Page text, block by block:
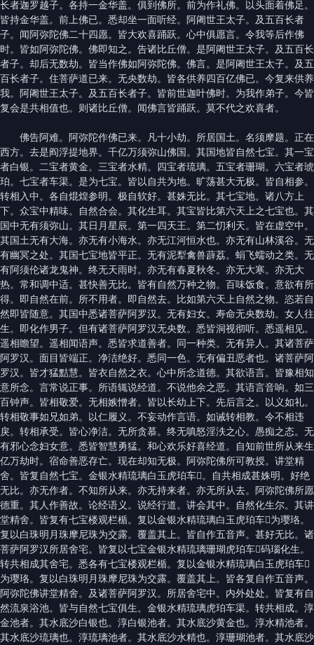
长者迦罗越子。各持一金华盖。俱到佛所。前为作礼佛。以头面着佛足。
皆持金华盖。前上佛已。悉却坐一面听经。阿阇世王太子。及五百长者
子。闻阿弥陀佛二十四愿。皆大欢喜踊跃。心中俱愿言。令我等后作佛
时。皆如阿弥陀佛。佛即知之。告诸比丘僧。是阿阇世王太子。及五百长
者子。却后无数劫。皆当作佛如阿弥陀佛。佛言。是阿阇世王太子。及五
百长者子。住菩萨道已来。无央数劫。皆各供养四百亿佛已。今复来供养
我。阿阇世王太子。及五百长者子。皆前世迦叶佛时。为我作弟子。今皆
复会是共相值也。则诸比丘僧。闻佛言皆踊跃。莫不代之欢喜者。
佛告阿难。阿弥陀作佛已来。凡十小劫。所居国土。名须摩题。正在
西方。去是阎浮提地界。千亿万须弥山佛国。其国地皆自然七宝。其一宝
者白银。二宝者黄金。三宝者水精。四宝者琉璃。五宝者珊瑚。六宝者琥
珀。七宝者车渠。是为七宝。皆以自共为地。旷荡甚大无极。皆自相参。
转相入中。各自焜煌参明。极自软好。甚姝无比。其七宝地。诸八方上
下。众宝中精味。自然合会。其化生耳。其宝皆比第六天上之七宝也。其
国中无有须弥山。其日月星辰。第一四天王。第二忉利天。皆在虚空中。
其国土无有大海。亦无有小海水。亦无江河恒水也。亦无有山林溪谷。无
有幽冥之处。其国七宝地皆平正。无有泥犁禽兽薜荔。蜎飞蠕动之类。无
有阿须伦诸龙鬼神。终无天雨时。亦无有春夏秋冬。亦无大寒。亦无大
热。常和调中适。甚快善无比。皆有自然万种之物。百味饭食。意欲有所
得。即自然在前。所不用者。即自然去。比如第六天上自然之物。恣若自
然即皆随意。其国中悉诸菩萨阿罗汉。无有妇女。寿命无央数劫。女人往
生。即化作男子。但有诸菩萨阿罗汉无央数。悉皆洞视彻听。悉遥相见。
遥相瞻望。遥相闻语声。悉皆求道善者。同一种类。无有异人。其诸菩萨
阿罗汉。面目皆端正。净洁绝好。悉同一色。无有偏丑恶者也。诸菩萨阿
罗汉。皆才猛黠慧。皆衣自然之衣。心中所念道德。其欲语言。皆豫相知
意所念。言常说正事。所语辄说经道。不说他余之恶。其语言音响。如三
百钟声。皆相敬爱。无相嫉憎者。皆以长幼上下。先后言之。以义如礼。
转相敬事如兄如弟。以仁履义。不妄动作言语。如诫转相教。令不相违
戾。转相承受。皆心净洁。无所贪慕。终无嗔怒淫泆之心。愚痴之态。无
有邪心念妇女意。悉皆智慧勇猛。和心欢乐好喜经道。自知前世所从来生
亿万劫时。宿命善恶存亡。现在却知无极。阿弥陀佛所可教授。讲堂精
舍。皆复自然七宝。金银水精琉璃白玉虎珀车𤦲。自共相成甚姝明。好绝
无比。亦无作者。不知所从来。亦无持来者。亦无所从去。阿弥陀佛所愿
德重。其人作善故。论经语义。说经行道。讲会其中。自然化生尔。其讲
堂精舍。皆复有七宝楼观栏楯。复以金银水精琉璃白玉虎珀车𤦲为璎珞。
复以白珠明月珠摩尼珠为交露。覆盖其上。皆自作五音声。甚好无比。诸
菩萨阿罗汉所居舍宅。皆复以七宝金银水精琉璃珊瑚虎珀车𤦲码瑙化生。
转共相成其舍宅。悉各有七宝楼观栏楯。复以金银水精琉璃白玉虎珀车𤦲
为璎珞。复以白珠明月珠摩尼珠为交露。覆盖其上。皆各复自作五音声。
阿弥陀佛讲堂精舍。及诸菩萨阿罗汉。所居舍宅中。内外处处。皆复有自
然流泉浴池。皆与自然七宝俱生。金银水精琉璃虎珀车渠。转共相成。淳
金池者。其水底沙白银也。淳白银池者。其水底沙黄金也。淳水精池者。
其水底沙琉璃也。淳琉璃池者。其水底沙水精也。淳珊瑚池者。其水底沙